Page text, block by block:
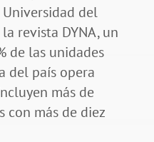
Universidad del
revista DYNA, un
de las unidades
del país opera
más de
con más de diez